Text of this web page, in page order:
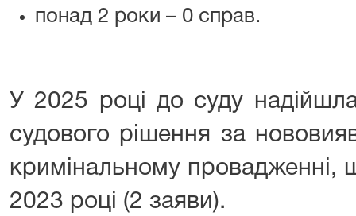
понад 2 роки – 0 справ.
У 2025 році до суду
судового рішення за
кримінальному
2023 році (2 заяви).